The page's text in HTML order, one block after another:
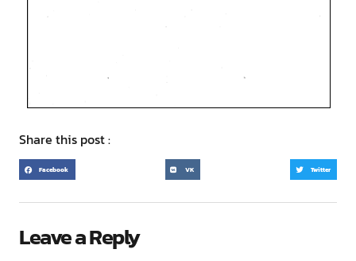
Share this post :
Facebook VK Twitter
Leave a Reply